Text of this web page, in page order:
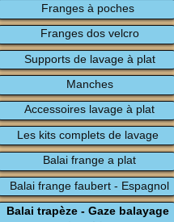
Franges à poches
Franges dos velcro
Supports de lavage à plat
Manches
Accessoires lavage à plat
Les kits complets de lavage
Balai frange a plat
Balai frange faubert - Espagnol
Balai trapèze - Gaze balayage